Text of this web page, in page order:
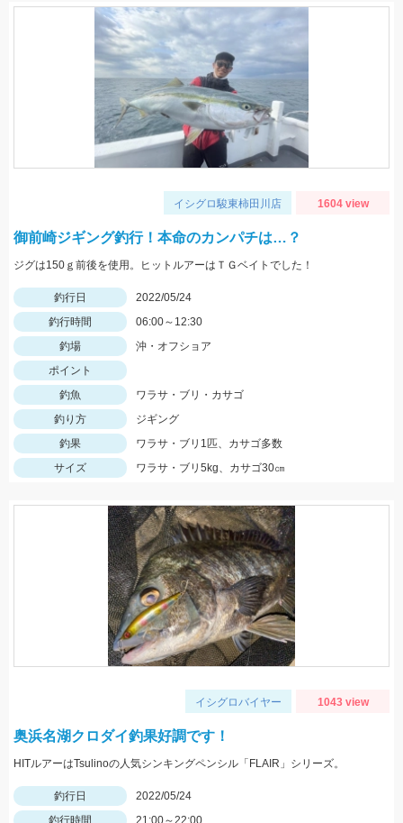
イシグロ駿東柿田川店 1604 view
御前崎ジギング釣行！本命のカンパチは…？
ジグは150ｇ前後を使用。ヒットルアーはＴＧベイトでした！
釣行日
2022/05/24
釣行時間
06:00～12:30
釣場
沖・オフショア
ポイント
釣魚
ワラサ・ブリ・カサゴ
釣り方
ジギング
釣果
ワラサ・ブリ1匹、カサゴ多数
サイズ
ワラサ・ブリ5kg、カサゴ30㎝
イシグロバイヤー 1043 view
奥浜名湖クロダイ釣果好調です！
HITルアーはTsulinoの人気シンキングペンシル「FLAIR」シリーズ。
釣行日
2022/05/24
釣行時間
21:00～22:00